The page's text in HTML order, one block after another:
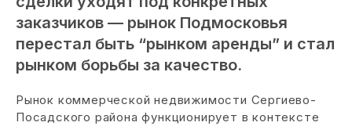
заказчиков — рынок Подмосковья
перестал быть “рынком аренды” и стал
рынком борьбы за качество.
Рынок коммерческой недвижимости Сергиево-
Посадского района функционирует в контексте